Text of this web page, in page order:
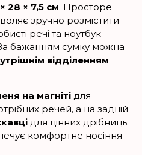
28 × 7,5 см. Просторе
зручно розмістити
речі та ноутбук
бажанням сумку можна
відділенням
на магніті для
речей, а на задній
для цінних дрібниць.
комфортне носіння